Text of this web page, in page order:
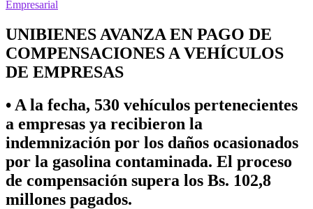
Empresarial
UNIBIENES AVANZA EN PAGO DE
COMPENSACIONES A VEHÍCULOS
DE EMPRESAS
• A la fecha, 530 vehículos pertenecientes
a empresas ya recibieron la
indemnización por los daños ocasionados
por la gasolina contaminada. El proceso
de compensación supera los Bs. 102,8
millones pagados.